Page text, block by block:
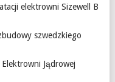
elektrowni Sizewell B
szwedzkiego
Jądrowej